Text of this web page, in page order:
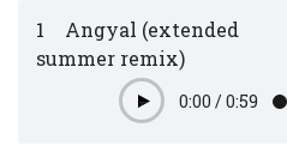
1
Angyal (extended
summer remix)
Play0:00 /0:59